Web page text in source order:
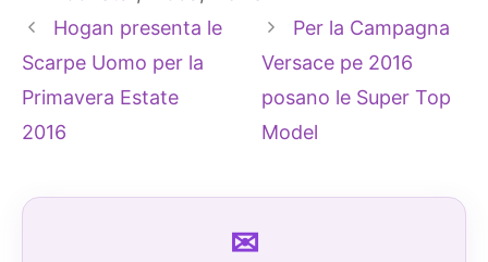
Hogan presenta le
Scarpe Uomo per la
Primavera Estate
2016
Per la Campagna
Versace pe 2016
posano le Super Top
Model